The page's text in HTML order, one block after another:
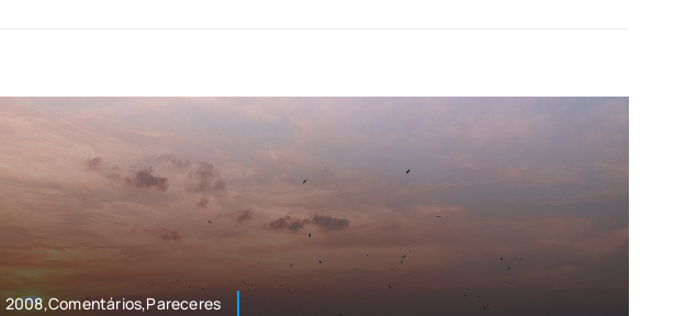
2008,Comentários,Pareceres